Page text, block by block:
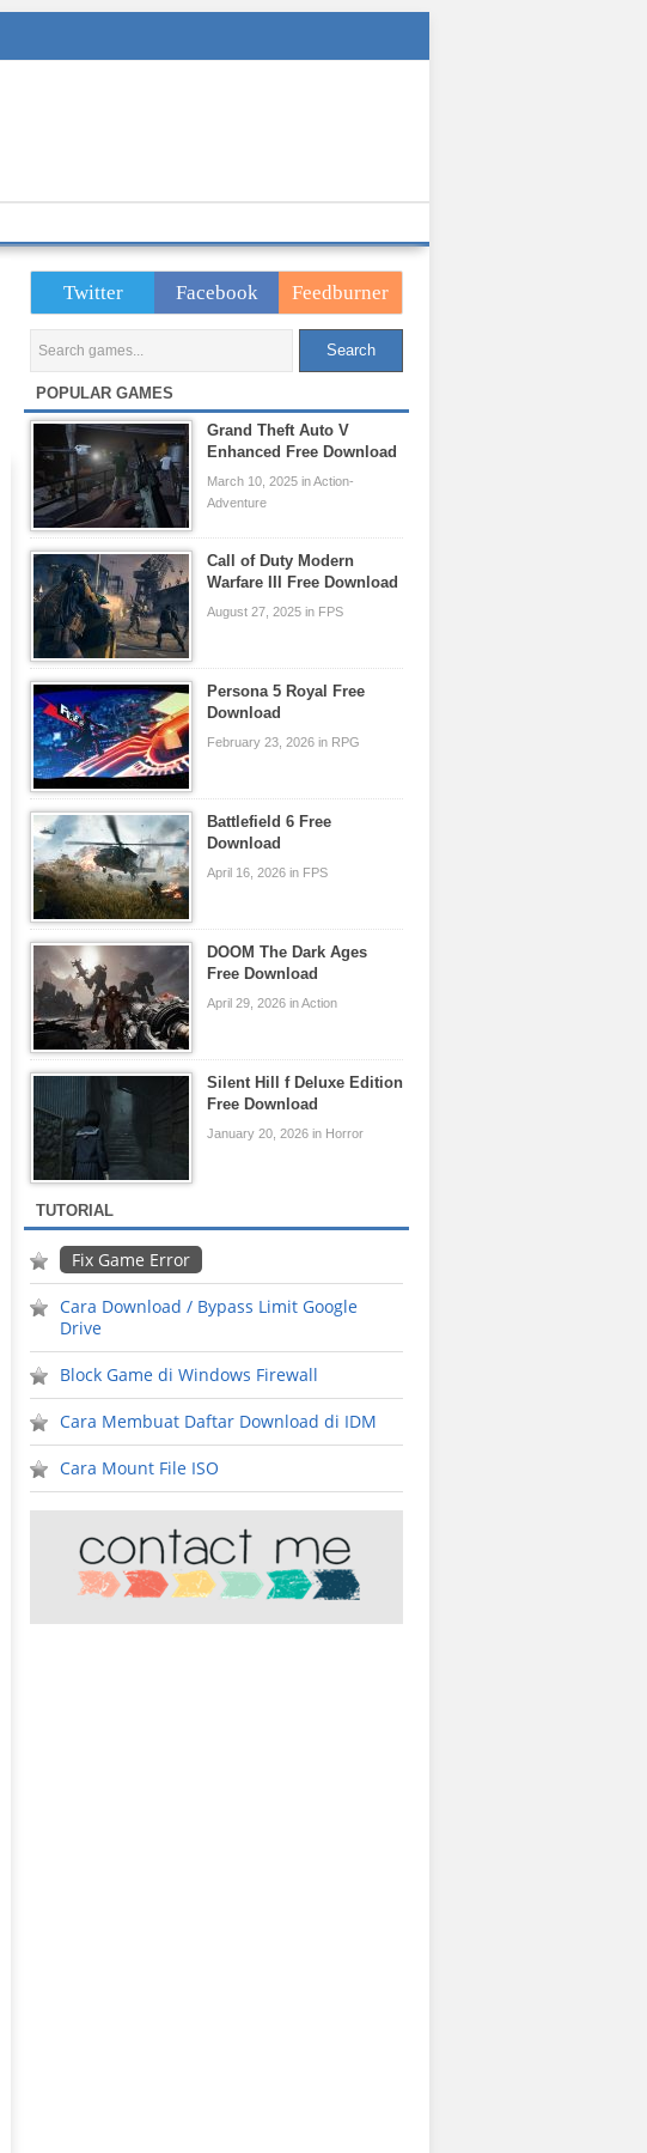
Twitter Facebook Feedburner
POPULAR GAMES
Grand Theft Auto V
Enhanced Free Download
March 10, 2025 in Action-
Adventure
Call of Duty Modern
Warfare III Free Download
August 27, 2025 in FPS
Persona 5 Royal Free
Download
February 23, 2026 in RPG
Battlefield 6 Free
Download
April 16, 2026 in FPS
DOOM The Dark Ages
Free Download
April 29, 2026 in Action
Silent Hill f Deluxe Edition
Free Download
January 20, 2026 in Horror
TUTORIAL
Fix Game Error
Cara Download / Bypass Limit Google
Drive
Block Game di Windows Firewall
Cara Membuat Daftar Download di IDM
Cara Mount File ISO